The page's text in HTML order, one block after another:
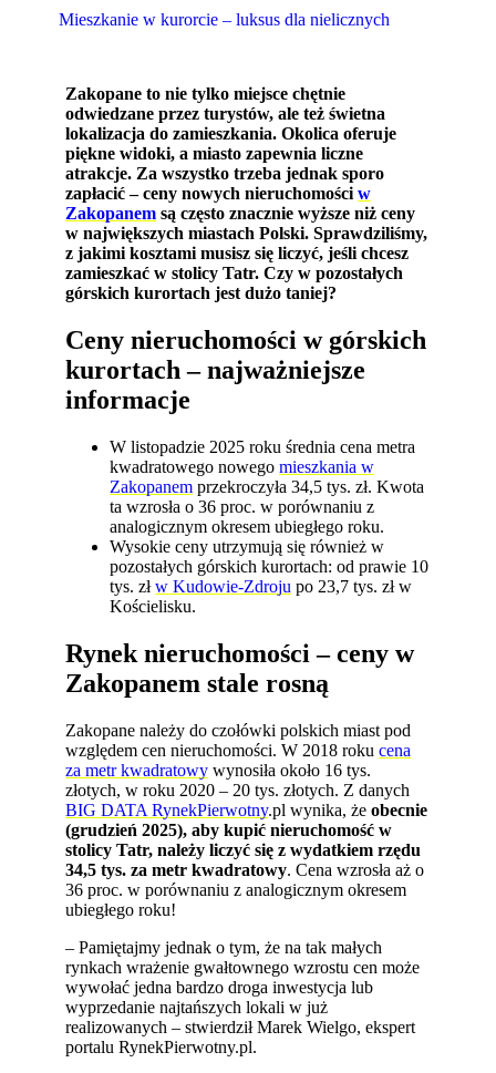
Mieszkanie w kurorcie – luksus dla nielicznych
Zakopane to nie tylko miejsce chętnie
odwiedzane przez turystów, ale też świetna
lokalizacja do zamieszkania. Okolica oferuje
piękne widoki, a miasto zapewnia liczne
atrakcje. Za wszystko trzeba jednak sporo
zapłacić – ceny nowych nieruchomościw
Zakopanem są często znacznie wyższe niż ceny
w największych miastach Polski. Sprawdziliśmy,
z jakimi kosztami musisz się liczyć, jeśli chcesz
zamieszkać w stolicy Tatr. Czy w pozostałych
górskich kurortach jest dużo taniej?
Ceny nieruchomości w górskich
kurortach – najważniejsze
informacje
W listopadzie 2025 roku średnia cena metra
kwadratowego nowegomieszkania w
Zakopanem przekroczyła 34,5 tys. zł. Kwota
ta wzrosła o 36 proc. w porównaniu z
analogicznym okresem ubiegłego roku.
Wysokie ceny utrzymują się również w
pozostałych górskich kurortach: od prawie 10
tys. złw Kudowie-Zdroju po 23,7 tys. zł w
Kościelisku.
Rynek nieruchomości – ceny w
Zakopanem stale rosną
Zakopane należy do czołówki polskich miast pod
względem cen nieruchomości. W 2018 rokucena
za metr kwadratowy wynosiła około 16 tys.
złotych, w roku 2020 – 20 tys. złotych. Z danych
BIG DATA RynekPierwotny.pl wynika, żeobecnie
(grudzień 2025), aby kupić nieruchomość w
stolicy Tatr, należy liczyć się z wydatkiem rzędu
34,5 tys. za metr kwadratowy. Cena wzrosła aż o
36 proc. w porównaniu z analogicznym okresem
ubiegłego roku!
– Pamiętajmy jednak o tym, że na tak małych
rynkach wrażenie gwałtownego wzrostu cen może
wywołać jedna bardzo droga inwestycja lub
wyprzedanie najtańszych lokali w już
realizowanych – stwierdził Marek Wielgo, ekspert
portalu RynekPierwotny.pl.